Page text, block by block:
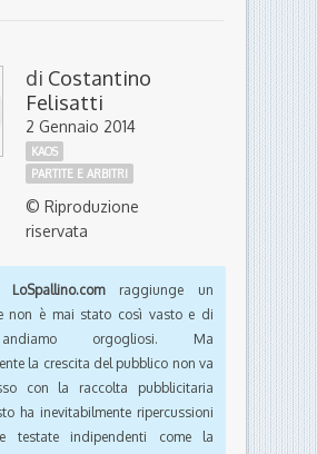
di Costantino
Felisatti
2 Gennaio 2014
KAOS
PARTITE E ARBITRI
© Riproduzione
riservata
LoSpallino.comraggiunge un
non è mai stato così vasto e di
orgogliosi. Ma
la crescita del pubblico non va
con la raccolta pubblicitaria
ha inevitabilmente ripercussioni
testate indipendenti come la